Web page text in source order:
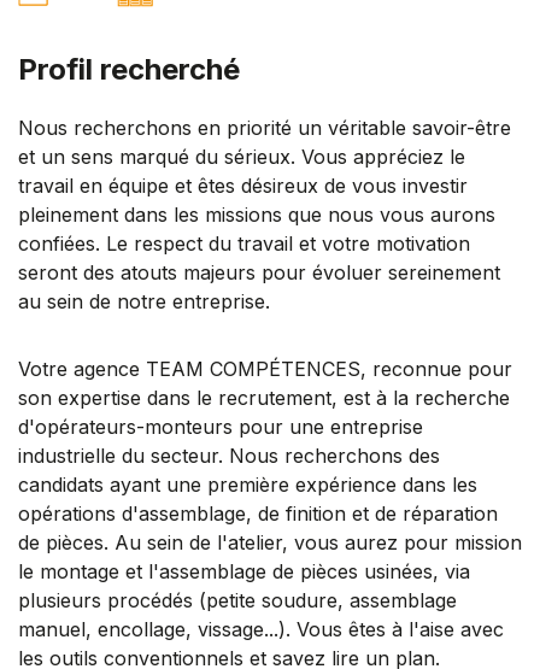
Profil recherché
Nous recherchons en priorité un véritable savoir-être
et un sens marqué du sérieux. Vous appréciez le
travail en équipe et êtes désireux de vous investir
pleinement dans les missions que nous vous aurons
confiées. Le respect du travail et votre motivation
seront des atouts majeurs pour évoluer sereinement
au sein de notre entreprise.
Votre agence TEAM COMPÉTENCES, reconnue pour
son expertise dans le recrutement, est à la recherche
d'opérateurs-monteurs pour une entreprise
industrielle du secteur. Nous recherchons des
candidats ayant une première expérience dans les
opérations d'assemblage, de finition et de réparation
de pièces. Au sein de l'atelier, vous aurez pour mission
le montage et l'assemblage de pièces usinées, via
plusieurs procédés (petite soudure, assemblage
manuel, encollage, vissage...). Vous êtes à l'aise avec
les outils conventionnels et savez lire un plan.